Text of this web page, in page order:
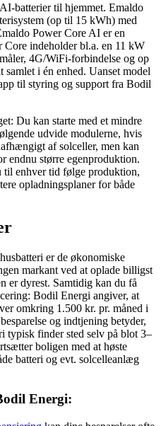
batterier til hjemmet. Emaldo
(op til 15 kWh) med
Power Core AI er en
indeholder bl.a. en 11 kW
4G/WiFi-forbindelse og op
i én enhed. Uanset model
til styring og support fra Bodil
Du kan starte med et mindre
udvide modulerne, hvis
af solceller, men kan
endnu større egenproduktion.
til enhver tid følge produktion,
opladningsplaner for både
er de økonomiske
markant ved at oplade billigst
er dyrest. Samtidig kan du få
Bodil Energi angiver, at
omkring 1.500 kr. pr. måned i
og indtjening betyder,
typisk finder sted selv på blot 3–
boligen med at høste
batteri og evt. solcelleanlæg
Energi: